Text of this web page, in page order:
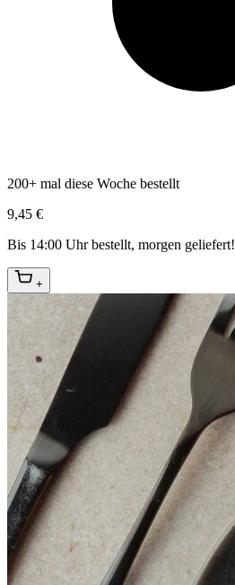
200+ mal diese Woche bestellt
9,45 €
Bis 14:00 Uhr bestellt, morgen geliefert!
+